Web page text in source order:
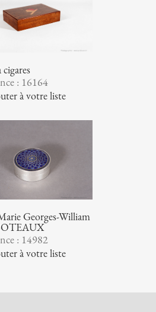
: 16164
à votre liste
Georges-William
: 14982
à votre liste